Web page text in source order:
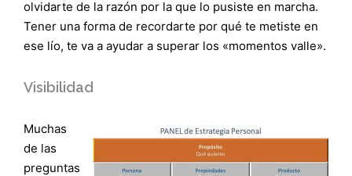
olvidarte de la razón por la que lo pusiste en marcha.
Tener una forma de recordarte por qué te metiste en
ese lío, te va a ayudar a superar los «momentos valle».
Visibilidad
Muchas
de las
preguntas